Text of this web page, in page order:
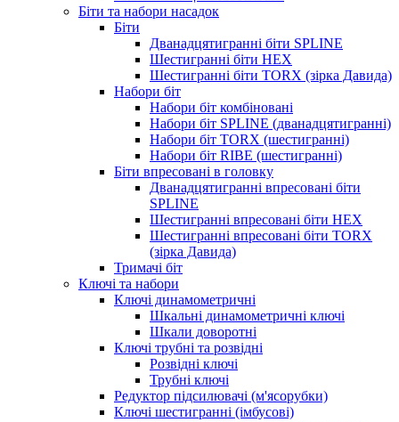
Біти та набори насадок
Біти
Дванадцятигранні біти SPLINE
Шестигранні біти HEX
Шестигранні біти TORX (зірка Давида)
Набори біт
Набори біт комбіновані
Набори біт SPLINE (дванадцятигранні)
Набори біт TORX (шестигранні)
Набори біт RIBE (шестигранні)
Біти впресовані в головку
Дванадцятигранні впресовані біти
SPLINE
Шестигранні впресовані біти HEX
Шестигранні впресовані біти TORX
(зірка Давида)
Тримачі біт
Ключі та набори
Ключі динамометричні
Шкальні динамометричні ключі
Шкали доворотні
Ключі трубні та розвідні
Розвідні ключі
Трубні ключі
Редуктор підсилювачі (м'ясорубки)
Ключі шестигранні (імбусові)